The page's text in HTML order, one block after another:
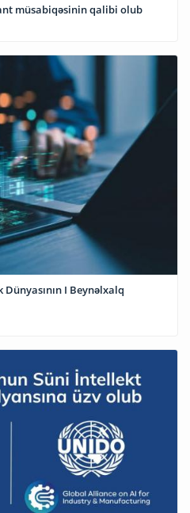
müsabiqəsinin qalibi olub
I Beynəlxalq